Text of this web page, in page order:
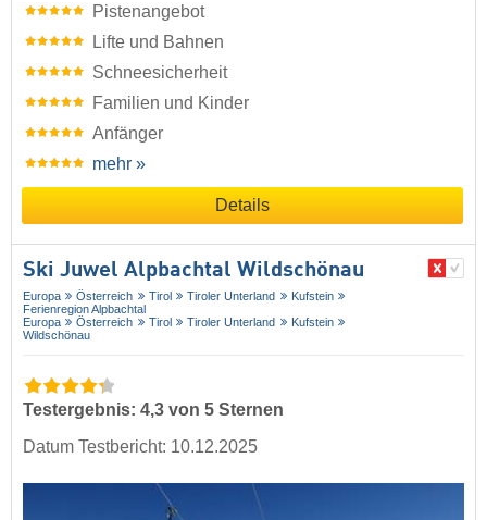
Pistenangebot
Lifte und Bahnen
Schneesicherheit
Familien und Kinder
Anfänger
mehr »
Details
Ski Juwel Alpbachtal Wildschönau
Europa Österreich Tirol Tiroler Unterland
Kufstein
Ferienregion Alpbachtal
Europa
Österreich Tirol Tiroler Unterland
Kufstein
Wildschönau
Testergebnis: 4,3 von 5 Sternen
Datum Testbericht: 10.12.2025